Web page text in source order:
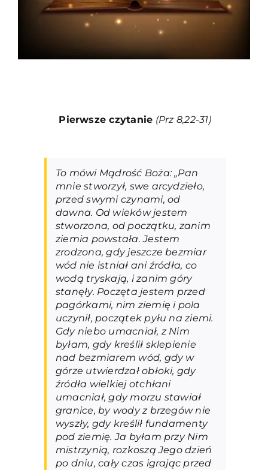
Pierwsze czytanie (Prz 8,22-31)
To mówi Mądrość Boża: „Pan
mnie stworzył, swe arcydzieło,
przed swymi czynami, od
dawna. Od wieków jestem
stworzona, od początku, zanim
ziemia powstała. Jestem
zrodzona, gdy jeszcze bezmiar
wód nie istniał ani źródła, co
wodą tryskają, i zanim góry
stanęły. Poczęta jestem przed
pagórkami, nim ziemię i pola
uczynił, początek pyłu na ziemi.
Gdy niebo umacniał, z Nim
byłam, gdy kreślił sklepienie
nad bezmiarem wód, gdy w
górze utwierdzał obłoki, gdy
źródła wielkiej otchłani
umacniał, gdy morzu stawiał
granice, by wody z brzegów nie
wyszły, gdy kreślił fundamenty
pod ziemię. Ja byłam przy Nim
mistrzynią, rozkoszą Jego dzień
po dniu, cały czas igrając przed